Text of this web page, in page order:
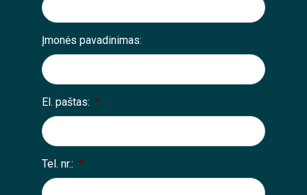
Įmonės pavadinimas:
El. paštas: *
Tel. nr.: *